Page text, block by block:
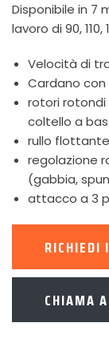
Disponibile in 7
lavoro di 90, 110,
Velocità di
Cardano
rotori
coltello a
rullo flottante
regolazione
(gabbia,
attacco a 3
RICHIEDI
CHIAMA